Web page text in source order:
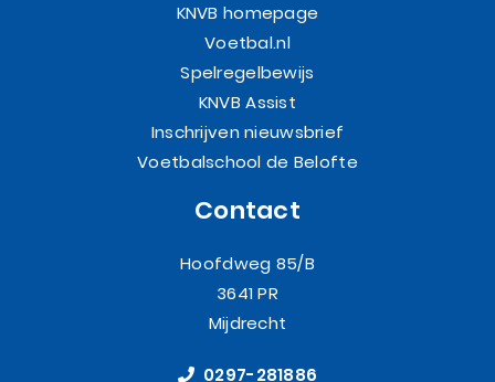
KNVB homepage
Voetbal.nl
Spelregelbewijs
KNVB Assist
Inschrijven nieuwsbrief
Voetbalschool de Belofte
Contact
Hoofdweg 85/B
3641 PR
Mijdrecht
0297-281886